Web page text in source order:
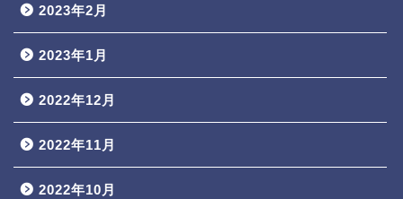
2023年2月
2023年1月
2022年12月
2022年11月
2022年10月